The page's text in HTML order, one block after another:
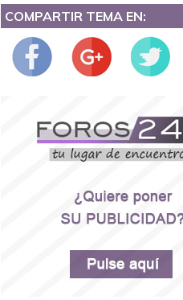
COMPARTIR TEMA EN: